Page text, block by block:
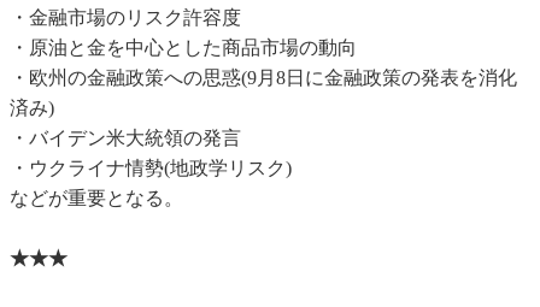
・金融市場のリスク許容度
・原油と金を中心とした商品市場の動向
・欧州の金融政策への思惑(9月8日に金融政策の発表を消化
済み)
・バイデン米大統領の発言
・ウクライナ情勢(地政学リスク)
などが重要となる。
★★★